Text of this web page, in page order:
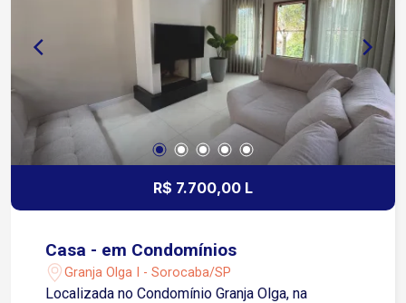
R$ 7.700,00 L
Casa - em Condomínios
Granja Olga I - Sorocaba/SP
Localizada no Condomínio Granja Olga, na